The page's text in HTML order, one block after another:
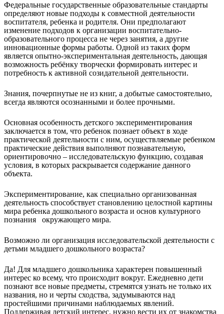
Федеральные государственные образовательные стандарты
определяют новые подходы к совместной деятельности
воспитателя, ребенка и родителя. Они предполагают
изменение подходов к организации воспитательно-
образовательного процесса не через занятия, а другие
инновационные формы работы. Одной из таких форм
является опытно-экспериментальная деятельность, дающая
возможность ребёнку творчески формировать интерес и
потребность к активной созидательной деятельности.
Знания, почерпнутые не из книг, а добытые самостоятельно,
всегда являются осознанными и более прочными.
Основная особенность детского экспериментирования
заключается в том, что ребенок познает объект в ходе
практической деятельности с ним, осуществляемые ребенком
практические действия выполняют познавательную,
ориентировочно – исследовательскую функцию, создавая
условия, в которых раскрывается содержание данного
объекта.
Экспериментирование, как специально организованная
деятельность способствует становлению целостной картины
мира ребенка дошкольного возраста и основ культурного
познания окружающего мира.
Возможно ли организация исследовательской деятельности с
детьми младшего дошкольного возраста?
Да! Для младшего дошкольника характерен повышенный
интерес ко всему, что происходит вокруг. Ежедневно дети
познают все новые предметы, стремятся узнать не только их
названия, но и черты сходства, задумываются над
простейшими причинами наблюдаемых явлений.
Поддерживая детский интерес, нужно вести их от знакомства